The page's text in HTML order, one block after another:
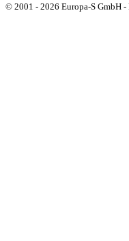
© 2001 - 2026 Europa-S GmbH